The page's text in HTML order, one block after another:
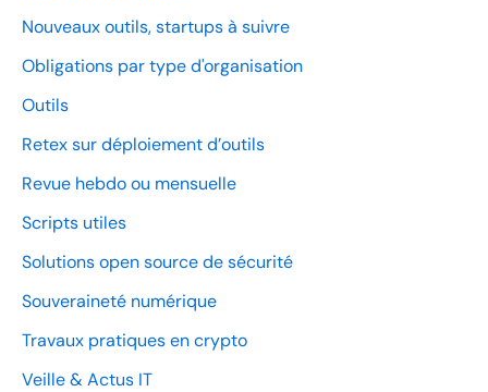
Nouveaux outils, startups à suivre
Obligations par type d'organisation
Outils
Retex sur déploiement d’outils
Revue hebdo ou mensuelle
Scripts utiles
Solutions open source de sécurité
Souveraineté numérique
Travaux pratiques en crypto
Veille & Actus IT